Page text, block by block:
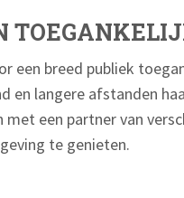
een breed publiek
en langere afstanden
een partner van
te genieten.